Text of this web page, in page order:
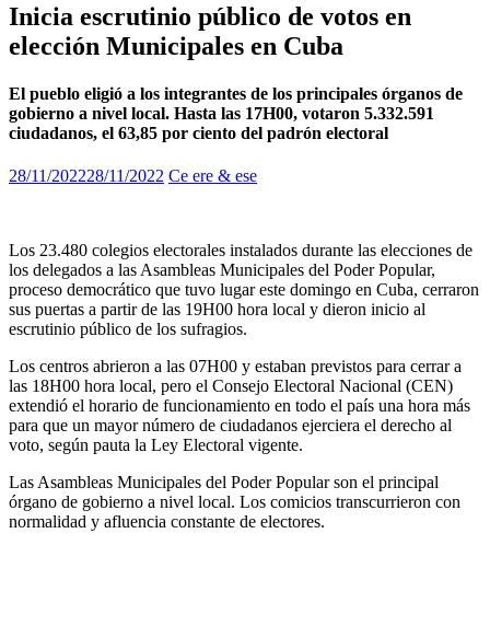
Inicia escrutinio público de votos en
elección Municipales en Cuba
El pueblo eligió a los integrantes de los principales órganos de
gobierno a nivel local. Hasta las 17H00, votaron 5.332.591
ciudadanos, el 63,85 por ciento del padrón electoral
28/11/202228/11/2022 Ce ere & ese
Los 23.480 colegios electorales instalados durante las elecciones de
los delegados a las Asambleas Municipales del Poder Popular,
proceso democrático que tuvo lugar este domingo en Cuba, cerraron
sus puertas a partir de las 19H00 hora local y dieron inicio al
escrutinio público de los sufragios.
Los centros abrieron a las 07H00 y estaban previstos para cerrar a
las 18H00 hora local, pero el Consejo Electoral Nacional (CEN)
extendió el horario de funcionamiento en todo el país una hora más
para que un mayor número de ciudadanos ejerciera el derecho al
voto, según pauta la Ley Electoral vigente.
Las Asambleas Municipales del Poder Popular son el principal
órgano de gobierno a nivel local. Los comicios transcurrieron con
normalidad y afluencia constante de electores.